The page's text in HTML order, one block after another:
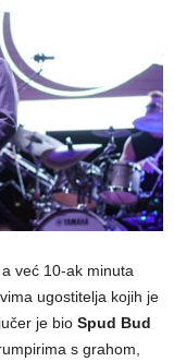
već 10-ak minuta
ugostitelja kojih je
je bio Spud Bud
s grahom,